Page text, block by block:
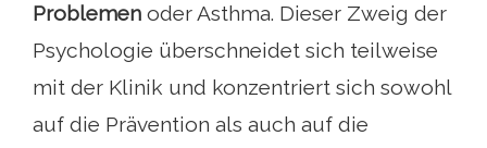
Problemen oder Asthma. Dieser Zweig der
Psychologie überschneidet sich teilweise
mit der Klinik und konzentriert sich sowohl
auf die Prävention als auch auf die